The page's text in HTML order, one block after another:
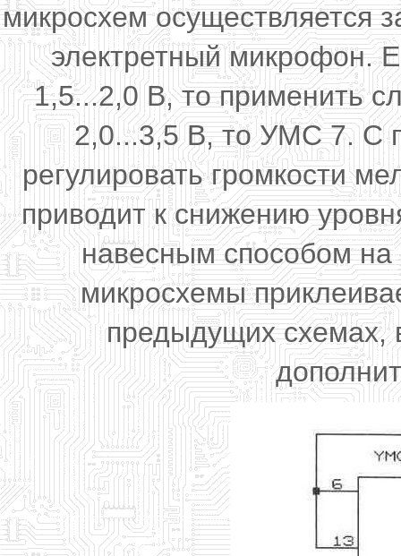
микросхем осуществляется
электретный микрофон.
1,5...2,0 В, то применить
2,0...3,5 В, то УМС 7. С
регулировать громкости
приводит к снижению
навесным способом
микросхемы
предыдущих схемах,